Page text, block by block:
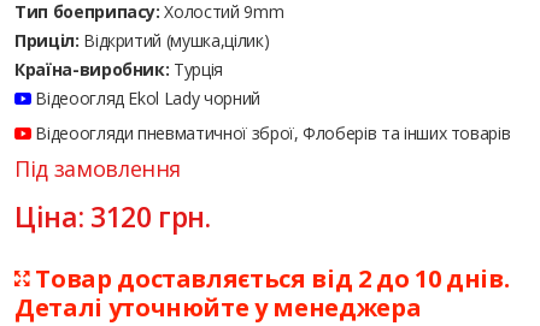
Тип боеприпасу: Холостий 9mm
Приціл: Відкритий (мушка,цілик)
Країна-виробник: Турція
Відеоогляд Ekol Lady чорний
Відеоогляди пневматичної зброї, Флоберів та інших товарів
Під замовлення
Ціна: 3120 грн.
Товар доставляється від 2 до 10 днів.
Деталі уточнюйте у менеджера